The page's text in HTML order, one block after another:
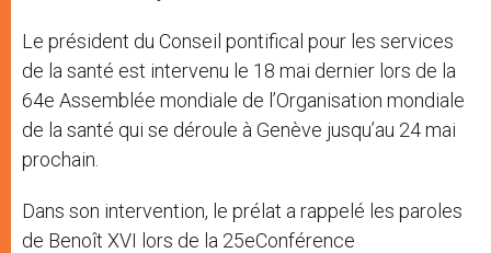
Le président du Conseil pontifical pour les services
de la santé est intervenu le 18 mai dernier lors de la
64e Assemblée mondiale de l’Organisation mondiale
de la santé qui se déroule à Genève jusqu’au 24 mai
prochain.
Dans son intervention, le prélat a rappelé les paroles
de Benoît XVI lors de la 25eConférence